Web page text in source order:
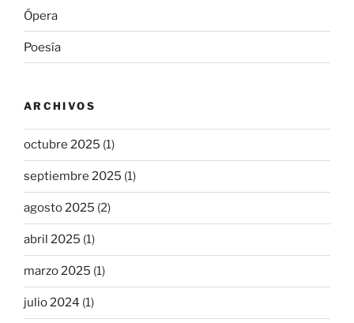
Ópera
Poesía
ARCHIVOS
octubre 2025 (1)
septiembre 2025 (1)
agosto 2025 (2)
abril 2025 (1)
marzo 2025 (1)
julio 2024 (1)